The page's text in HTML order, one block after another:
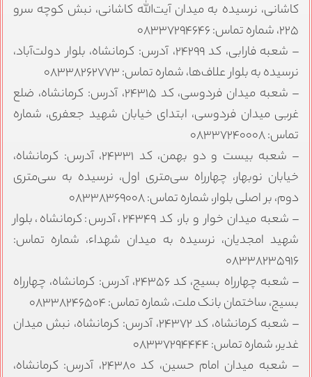
کاشانی، نرسیده به میدان آیت‌الله کاشانی، نبش کوچه سرو
۲۲۵، شماره تماس: ۰۸۳۳۷۲۹۴۶۴۶
– شعبه فارابی، کد ۲۴۲۹۹، آدرس: کرمانشاه، بلوار دولت‌آباد،
نرسیده به بلوار علاف‌ها، شماره تماس: ۰۸۳۳۸۲۶۲۷۷۳
– شعبه میدان فردوسی، کد ۲۴۳۱۵، آدرس: کرمانشاه، ضلع
غربی میدان فردوسی، ابتدای خیابان شهید جعفری، شماره
تماس: ۰۸۳۳۷۲۴۰۰۰۸
– شعبه بیست و دو بهمن، کد ۲۴۳۳۱، آدرس: کرمانشاه،
خیابان نوبهار، چهارراه سی‌متری اول، نرسیده به سی‌متری
دوم، بر اصلی بلوار، شماره تماس: ۰۸۳۳۸۳۶۹۰۰۸
– شعبه میدان خوار و بار، کد ۲۴۳۴۹، آدرس: کرمانشاه، بلوار
شهید امجدیان، نرسیده به میدان شهداء، شماره تماس:
۰۸۳۳۸۲۳۵۹۱۶
– شعبه چهارراه بسیج، کد ۲۴۳۵۶، آدرس: کرمانشاه، چهارراه
بسیج، ساختمان بانک ملت، شماره تماس: ۰۸۳۳۸۲۴۶۵۰۴
– شعبه کرمانشاه، کد ۲۴۳۷۲، آدرس: کرمانشاه، نبش میدان
غدیر، شماره تماس: ۰۸۳۳۷۲۹۴۴۴۴
– شعبه میدان امام حسین، کد ۲۴۳۸۰، آدرس: کرمانشاه،